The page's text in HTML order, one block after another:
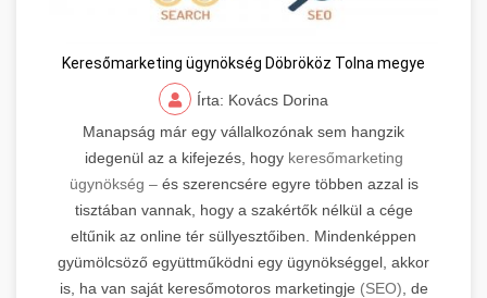
Keresőmarketing ügynökség Döbrököz Tolna megye
Írta: Kovács Dorina
Manapság már egy vállalkozónak sem hangzik
idegenül az a kifejezés, hogy keresőmarketing
ügynökség –és szerencsére egyre többen azzal is
tisztában vannak, hogy a szakértők nélkül a cége
eltűnik az online tér süllyesztőiben. Mindenképpen
gyümölcsöző együttműködni egy ügynökséggel, akkor
is, ha van saját keresőmotoros marketingje (SEO) , de